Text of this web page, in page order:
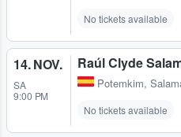
No tickets available
14. NOV.
SA
9:00 PM
Raúl Clyde
Potemkim,
No tickets available